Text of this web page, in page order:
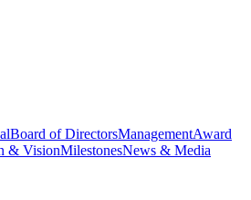
Board of DirectorsManagementAward
& VisionMilestonesNews & Media